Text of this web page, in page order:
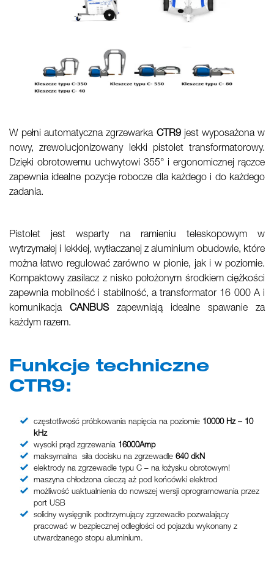
W pełni automatyczna zgrzewarka CTR9jest wyposażona w
nowy, zrewolucjonizowany lekki pistolet transformatorowy.
Dzięki obrotowemu uchwytowi 355° i ergonomicznej rączce
zapewnia idealne pozycje robocze dla każdego i do każdego
zadania.
Pistolet jest wsparty na ramieniu teleskopowym w
wytrzymałej i lekkiej, wytłaczanej z aluminium obudowie, które
można łatwo regulować zarówno w pionie, jak i w poziomie.
Kompaktowy zasilacz z nisko położonym środkiem ciężkości
zapewnia mobilność i stabilność, a transformator 16 000 A i
komunikacja CANBUSzapewniają idealne spawanie za
każdym razem.
Funkcje techniczne
CTR9:
częstotliwość próbkowania napięcia na poziomie 10000 Hz – 10
kHz
wysoki prąd zgrzewania 16000Amp
maksymalna siła docisku na zgrzewadle 640 dkN
elektrody na zgrzewadle typu C – na łożysku obrotowym!
maszyna chłodzona cieczą aż pod końcówki elektrod
możliwość uaktualnienia do nowszej wersji oprogramowania przez
port USB
solidny wysięgnik podtrzymujący zgrzewadło pozwalający
pracować w bezpiecznej odległości od pojazdu wykonany z
utwardzanego stopu aluminium.